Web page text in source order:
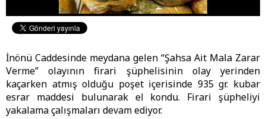
İnönü Caddesinde meydana gelen “Şahsa Ait Mala Zarar
Verme” olayının firari şüphelisinin olay yerinden
kaçarken atmış olduğu poşet içerisinde 935 gr. kubar
esrar maddesi bulunarak el kondu. Firari şüpheliyi
yakalama çalışmaları devam ediyor.